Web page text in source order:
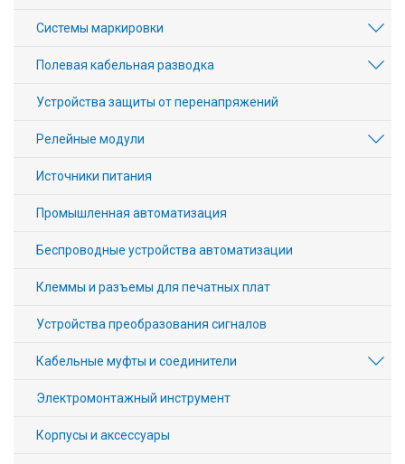
Системы маркировки
Полевая кабельная разводка
Устройства защиты от перенапряжений
Релейные модули
Источники питания
Промышленная автоматизация
Беспроводные устройства автоматизации
Клеммы и разъемы для печатных плат
Устройства преобразования сигналов
Кабельные муфты и соединители
Электромонтажный инструмент
Корпусы и аксессуары